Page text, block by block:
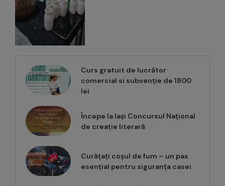
Curs gratuit de lucrător
comercial si subvenție de 1800
lei
Începe la Iași Concursul Național
de creație literară
Curățați coșul de fum – un pas
esențial pentru siguranța casei